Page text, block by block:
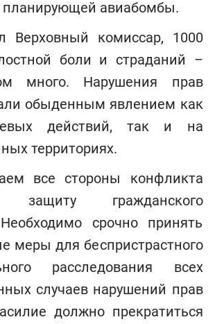
авиабомбы.
Верховный комиссар, 1000
боли и страданий –
много. Нарушения прав
обыденным явлением как
действий, так и на
территориях.
все стороны конфликта
защиту гражданского
срочно принять
меры для беспристрастного
расследования всех
случаев нарушений прав
должно прекратиться